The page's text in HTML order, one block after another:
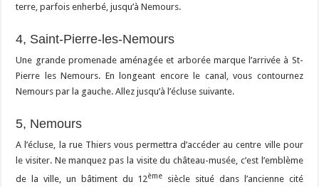
terre, parfois enherbé, jusqu’à Nemours.
4, Saint-Pierre-les-Nemours
Une grande promenade aménagée et arborée marque l’arrivée à St-
Pierre les Nemours. En longeant encore le canal, vous contournez
Nemours par la gauche. Allez jusqu’à l’écluse suivante.
5, Nemours
A l’écluse, la rue Thiers vous permettra d’accéder au centre ville pour
le visiter. Ne manquez pas la visite du château-musée, c’est l’emblème
de la ville, un bâtiment du 12ème
siècle situé dans l’ancienne cité